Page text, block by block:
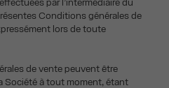
Conditions générales de
lors de toute
de vente peuvent être
Société à tout moment, étant